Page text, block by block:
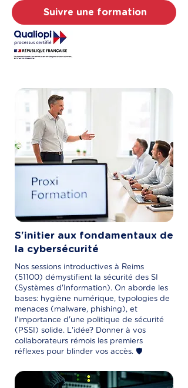
Suivre une formation
S'initier aux fondamentaux de
la cybersécurité
Nos sessions introductives à Reims
(51100) démystifient la sécurité des SI
(Systèmes d'Information). On aborde les
bases: hygiène numérique, typologies de
menaces (malware, phishing), et
l'importance d'une politique de sécurité
(PSSI) solide. L'idée? Donner à vos
collaborateurs rémois les premiers
réflexes pour blinder vos accès. 🛡️